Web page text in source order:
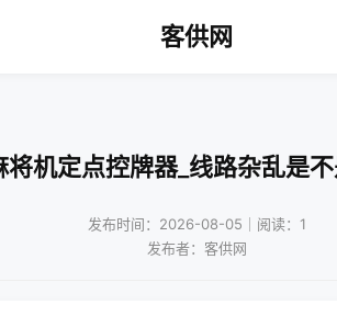
客供网
机定点控牌器_线路杂乱是
发布时间：2026-08-05｜阅读：1
发布者：客供网